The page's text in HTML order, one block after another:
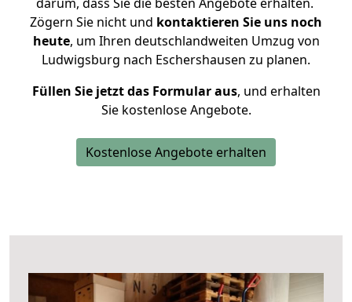
Zögern Sie nicht und kontaktieren Sie uns noch
heute, um Ihren deutschlandweiten Umzug von
Ludwigsburg nach Eschershausen zu planen.
Füllen Sie jetzt das Formular aus, und erhalten
Sie kostenlose Angebote.
Kostenlose Angebote erhalten